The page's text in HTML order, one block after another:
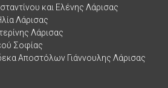
και Ελένης Λάρισας
Λάρισας
Λάρισας
Σοφίας
Αποστόλων Γιάννουλης Λάρισας